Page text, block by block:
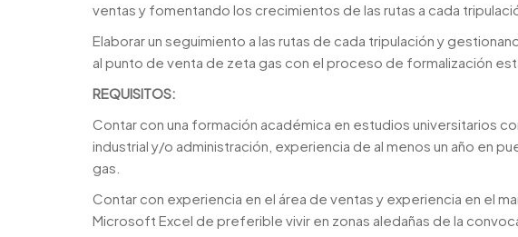
ventas y fomentando los crecimientos de las rutas a cada
Elaborar un seguimiento a las rutas de cada tripulación y
al punto de venta de zeta gas con el proceso de formalización
REQUISITOS:
Contar con una formación académica en estudios universitarios
industrial y/o administración, experiencia de al menos un año en
gas.
Contar con experiencia en el área de ventas y experiencia en el
Microsoft Excel de preferible vivir en zonas aledañas de la